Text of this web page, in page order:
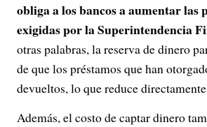
obliga a los bancos a aumentar las
exigidas por la Superintendencia
otras palabras, la reserva de dinero
de que los préstamos que han
devueltos, lo que reduce
Además, el costo de captar dinero